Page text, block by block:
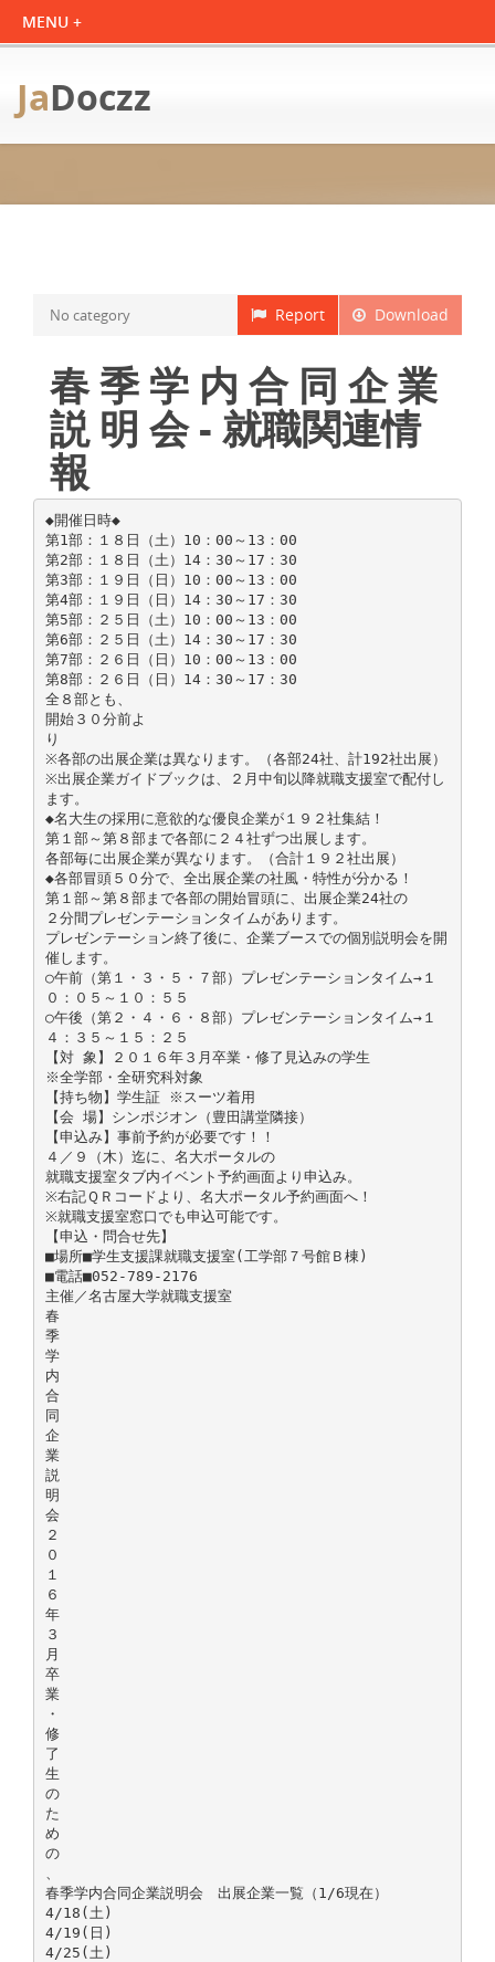
JaDoczz
Download
Report
No category
春 季 学 内 合 同 企 業
説 明 会 - 就職関連情
報
◆開催日時◆
第1部：１８日（土）10：00～13：00
第2部：１８日（土）14：30～17：30
第3部：１９日（日）10：00～13：00
第4部：１９日（日）14：30～17：30
第5部：２５日（土）10：00～13：00
第6部：２５日（土）14：30～17：30
第7部：２６日（日）10：00～13：00
第8部：２６日（日）14：30～17：30
全８部とも、
開始３０分前よ
り
※各部の出展企業は異なります。（各部24社、計192社出展）
※出展企業ガイドブックは、２月中旬以降就職支援室で配付し
ます。
◆名大生の採用に意欲的な優良企業が１９２社集結！
第１部～第８部まで各部に２４社ずつ出展します。
各部毎に出展企業が異なります。（合計１９２社出展）
◆各部冒頭５０分で、全出展企業の社風・特性が分かる！
第１部～第８部まで各部の開始冒頭に、出展企業24社の
２分間プレゼンテーションタイムがあります。
プレゼンテーション終了後に、企業ブースでの個別説明会を開
催します。
○午前（第１・３・５・７部）プレゼンテーションタイム→１
０：０５～１０：５５
○午後（第２・４・６・８部）プレゼンテーションタイム→１
４：３５～１５：２５
【対 象】２０１６年３月卒業・修了見込みの学生
※全学部・全研究科対象
【持ち物】学生証 ※スーツ着用
【会 場】シンポジオン（豊田講堂隣接）
【申込み】事前予約が必要です！！
４／９（木）迄に、名大ポータルの
就職支援室タブ内イベント予約画面より申込み。
※右記ＱＲコードより、名大ポータル予約画面へ！
※就職支援室窓口でも申込可能です。
【申込・問合せ先】
■場所■学生支援課就職支援室(工学部７号館Ｂ棟)
■電話■052-789-2176
主催／名古屋大学就職支援室
春
季
学
内
合
同
企
業
説
明
会
２
０
１
６
年
３
月
卒
業
・
修
了
生
の
た
め
の
春季学内合同企業説明会 出展企業一覧（1/6現在）
4/18(土)
4/19(日)
4/25(土)